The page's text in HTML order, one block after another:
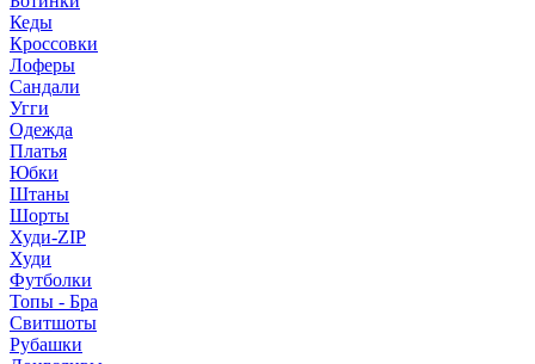
Кеды
Кроссовки
Лоферы
Сандали
Угги
Одежда
Платья
Юбки
Штаны
Шорты
Худи-ZIP
Худи
Футболки
Топы - Бра
Свитшоты
Рубашки